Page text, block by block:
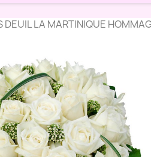
DEUIL LA MARTINIQUE